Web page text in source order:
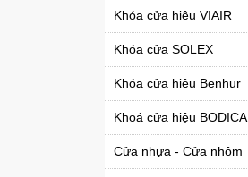
Khóa cửa hiệu VIAIR
Khóa cửa SOLEX
Khóa cửa hiệu Benhur
Khoá cửa hiệu BODICA
Cửa nhựa - Cửa nhôm